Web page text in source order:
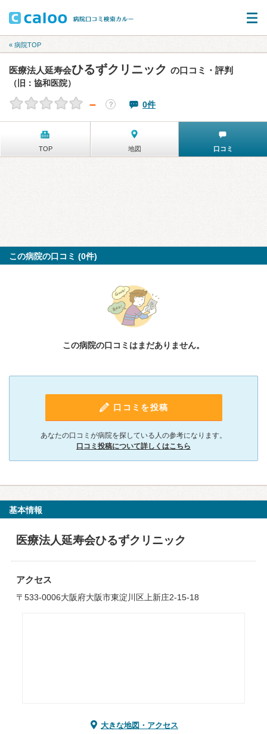
« 病院TOP
医療法人延寿会ひるずクリニック の口コミ・評判
（旧：協和医院）
－ ？ 0件
TOP 地図 口コミ
この病院の口コミ (0件)
この病院の口コミはまだありません。
口コミを投稿
あなたの口コミが病院を探している人の参考になります。
口コミ投稿について詳しくはこちら
基本情報
医療法人延寿会ひるずクリニック
アクセス
〒533-0006大阪府大阪市東淀川区上新庄2-15-18
大きな地図・アクセス